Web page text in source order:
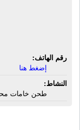
رقم الهاتف:
إضغط هنا
النشاط:
طحن خامات